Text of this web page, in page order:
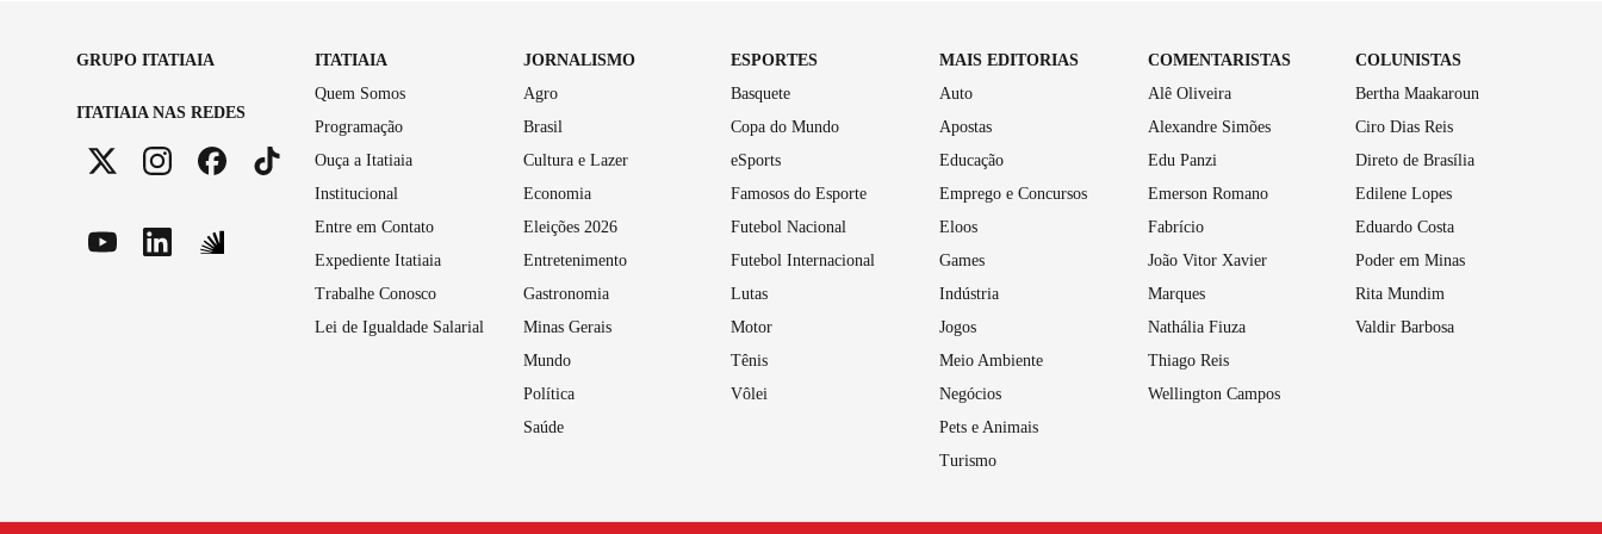
GRUPO ITATIAIA
ITATIAIA NAS REDES
ITATIAIA
Quem Somos
Programação
Ouça a Itatiaia
Institucional
Entre em Contato
Expediente Itatiaia
Trabalhe Conosco
Lei de Igualdade Salarial
JORNALISMO
Agro
Brasil
Cultura e Lazer
Economia
Eleições 2026
Entretenimento
Gastronomia
Minas Gerais
Mundo
Política
Saúde
ESPORTES
Basquete
Copa do Mundo
eSports
Famosos do Esporte
Futebol Nacional
Futebol Internacional
Lutas
Motor
Tênis
Vôlei
MAIS EDITORIAS
Auto
Apostas
Educação
Emprego e Concursos
Eloos
Games
Indústria
Jogos
Meio Ambiente
Negócios
Pets e Animais
Turismo
COMENTARISTAS
Alê Oliveira
Alexandre Simões
Edu Panzi
Emerson Romano
Fabrício
João Vitor Xavier
Marques
Nathália Fiuza
Thiago Reis
Wellington Campos
COLUNISTAS
Bertha Maakaroun
Ciro Dias Reis
Direto de Brasília
Edilene Lopes
Eduardo Costa
Poder em Minas
Rita Mundim
Valdir Barbosa